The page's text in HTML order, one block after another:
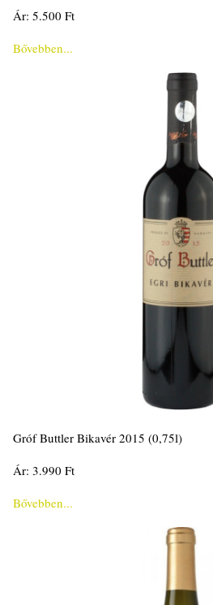
Ár: 5.500 Ft
Bővebben...
Gróf Buttler Bikavér 2015 (0,75l)
Ár: 3.990 Ft
Bővebben...